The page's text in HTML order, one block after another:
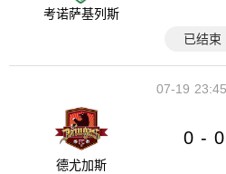
考诺萨基列斯
已结束
23:45
07-19
德尤加斯
0 - 0